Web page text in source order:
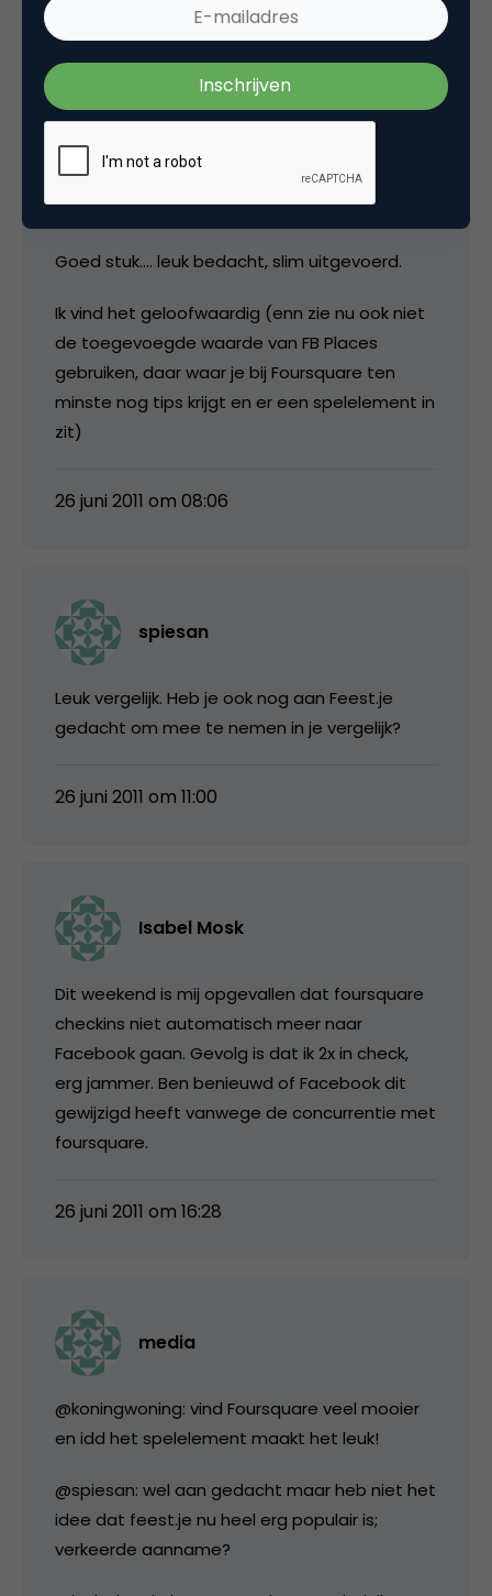
25 juni 2011 om 13:56
Goed stuk…. leuk bedacht, slim uitgevoerd.
Ik vind het geloofwaardig (enn zie nu ook niet
de toegevoegde waarde van FB Places
gebruiken, daar waar je bij Foursquare ten
minste nog tips krijgt en er een spelelement in
zit)
26 juni 2011 om 08:06
spiesan
Leuk vergelijk. Heb je ook nog aan Feest.je
gedacht om mee te nemen in je vergelijk?
26 juni 2011 om 11:00
Isabel Mosk
Dit weekend is mij opgevallen dat foursquare
checkins niet automatisch meer naar
Facebook gaan. Gevolg is dat ik 2x in check,
erg jammer. Ben benieuwd of Facebook dit
gewijzigd heeft vanwege de concurrentie met
foursquare.
26 juni 2011 om 16:28
media
@koningwoning: vind Foursquare veel mooier
en idd het spelelement maakt het leuk!
@spiesan: wel aan gedacht maar heb niet het
idee dat feest.je nu heel erg populair is;
verkeerde aanname?